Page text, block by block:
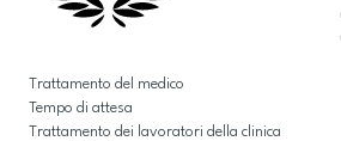
Trattamento del medico
Tempo di attesa
Trattamento dei lavoratori della clinica